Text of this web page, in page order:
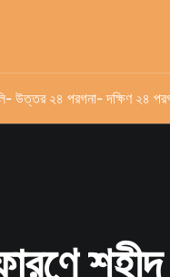
- উত্তর ২৪ পরগনা- দক্ষিণ ২৪
শহীদ